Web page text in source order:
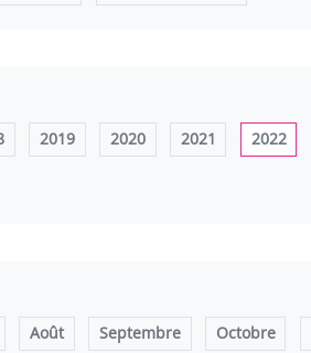
2019 2020 2021 2022
Août Septembre Octobre